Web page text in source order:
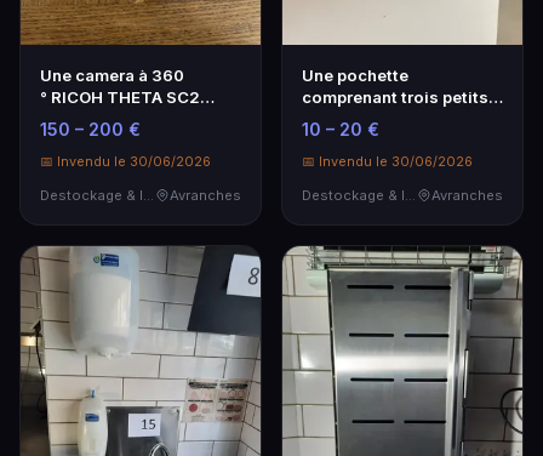
Une camera à 360
° RICOH THETA SC2
video 4K avec
stabilisati…
150 – 200 €
📅 Invendu le 30/06/2026
Destockage & Invendus
Avranches
Une pochette
comprenant trois petits
objectifs pour téléphon…
10 – 20 €
📅 Invendu le 30/06/2026
Destockage & Invendus
Avranches